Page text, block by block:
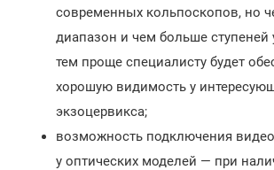
современных кольпоскопов, но
диапазон и чем больше ступеней
тем проще специалисту будет
хорошую видимость у
экзоцервикса;
возможность подключения
у оптических моделей — при